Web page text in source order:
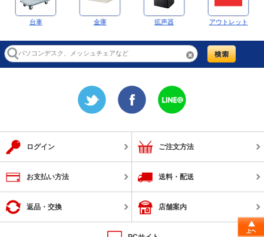
台車 金庫 拡声器 アウトレット
ログイン ご注文方法
お支払い方法 送料・配送
返品・交換 店舗案内